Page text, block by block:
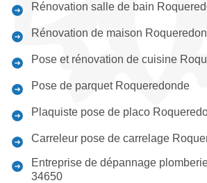
Rénovation salle de bain
Rénovation de maison
Pose et rénovation de cuisine
Pose de parquet Roqueredonde
Plaquiste pose de placo
Carreleur pose de carrelage
Entreprise de dépannage
34650